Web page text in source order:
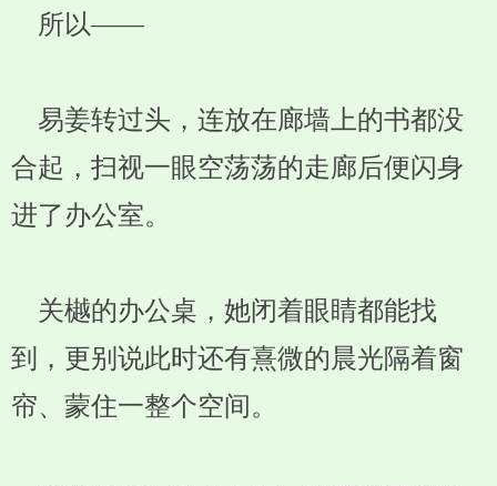
所以——
易姜转过头，连放在廊墙上的书都没
合起，扫视一眼空荡荡的走廊后便闪身
进了办公室。
关樾的办公桌，她闭着眼睛都能找
到，更别说此时还有熹微的晨光隔着窗
帘、蒙住一整个空间。